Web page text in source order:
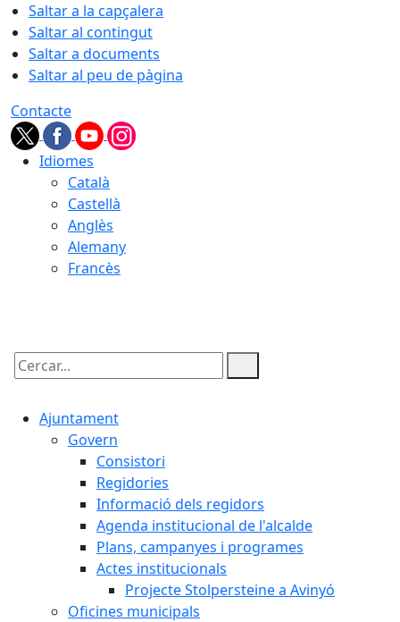
Saltar a la capçalera
Saltar al contingut
Saltar a documents
Saltar al peu de pàgina
Contacte
Idiomes
Català
Castellà
Anglès
Alemany
Francès
Cercar:
Ajuntament
Govern
Consistori
Regidories
Informació dels regidors
Agenda institucional de l'alcalde
Plans, campanyes i programes
Actes institucionals
Projecte Stolpersteine a Avinyó
Oficines municipals